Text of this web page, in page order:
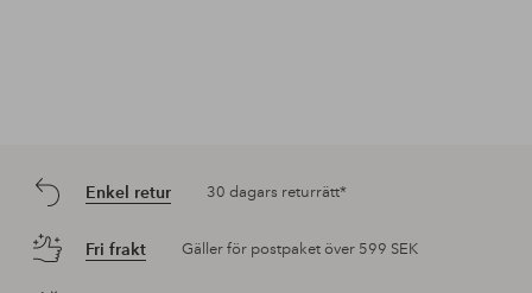
Enkel retur 30 dagars returrätt*
Fri frakt Gäller för postpaket över 599 SEK